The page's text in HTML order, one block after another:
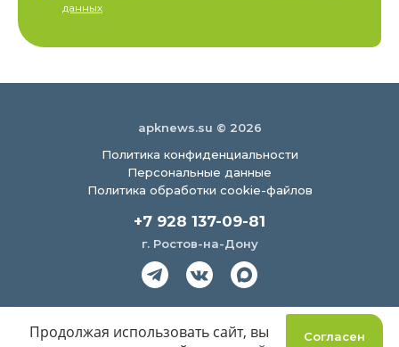
данных
apknews.su © 2026
Политика конфиденциальности
Персональные данные
Политика обработки cookie-файлов
+7 928 137-09-81
г. Ростов-на-Дону
Согласен
Продолжая использовать сайт, вы